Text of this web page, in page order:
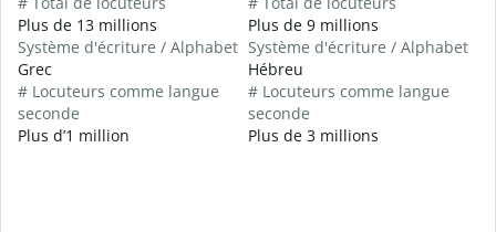
Plus de 13 millions
Système d'écriture / Alphabet
Grec
# Locuteurs comme langue
seconde
Plus d’1 million
Plus de 9 millions
Système d'écriture / Alphabet
Hébreu
# Locuteurs comme langue
seconde
Plus de 3 millions